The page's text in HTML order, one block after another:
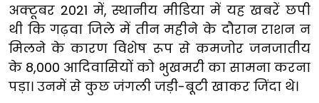
अक्टूबर 2021 में, स्थानीय मीडिया में यह खबरें छपी
थी कि गढ़वा जिले में तीन महीने के दौरान राशन न
मिलने के कारण विशेष रूप से कमजोर जनजातीय
के 8,000 आदिवासियों को भुखमरी का सामना करना
पड़ा। उनमें से कुछ जंगली जड़ी-बूटी खाकर जिंदा थे।